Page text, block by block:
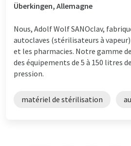
Überkingen, Allemagne
Nous, Adolf Wolf SANOclav,
autoclaves (stérilisateurs à
et les pharmacies. Notre gamme
des équipements de 5 à 150 litres
pression.
matériel de stérilisation